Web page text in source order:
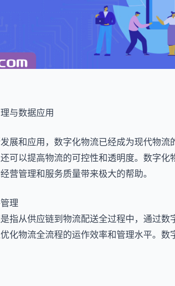
与数据应用
展和应用，数字化物流已经成为现代物
可以提高物流的可控性和透明度。数字
营管理和服务质量带来极大的帮助。
理
指从供应链到物流配送全过程中，通过
化物流全流程的运作效率和管理水平。